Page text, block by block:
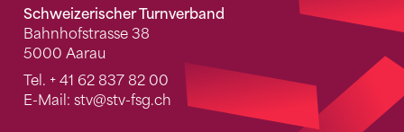
Schweizerischer Turnverband
Bahnhofstrasse 38
5000 Aarau
Tel. + 41 62 837 82 00
E-Mail: stv@stv-fsg.ch